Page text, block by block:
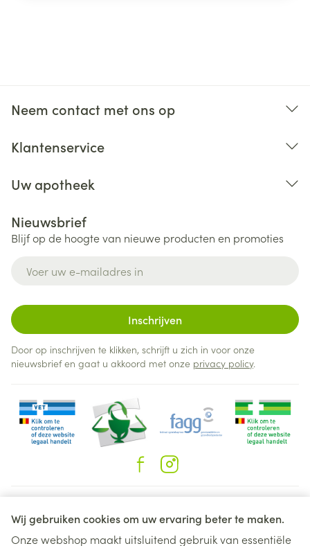
Wij gebruiken cookies om uw ervaring beter te maken.
Onze webshop maakt uitsluitend gebruik van essentiële
Neem contact met ons op
Klantenservice
Uw apotheek
Nieuwsbrief
Blijf op de hoogte van nieuwe producten en promoties
Inschrijven
Door op inschrijven te klikken, schrijft u zich in voor onze
nieuwsbrief en gaat u akkoord met onze privacy policy.
Juridische links